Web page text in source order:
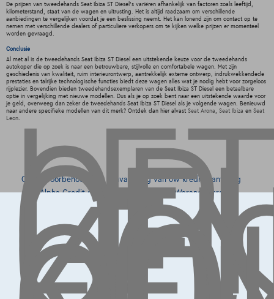
De prijzen van tweedehands Seat Ibiza ST Diesel's variëren afhankelijk van factoren zoals leeftijd,
kilometerstand, staat van de wagen en uitrusting. Het is altijd raadzaam om verschillende
aanbiedingen te vergelijken voordat je een beslissing neemt. Het kan lonend zijn om contact op te
nemen met verschillende dealers of particuliere verkopers om te kijken welke prijzen er momenteel
worden gevraagd.
Conclusie
Al met al is de tweedehands Seat Ibiza ST Diesel een uitstekende keuze voor de tweedehands
autokoper die op zoek is naar een betrouwbare, stijlvolle en comfortabele wagen. Met zijn
geschiedenis van kwaliteit, ruim interieurontwerp, aantrekkelijk externe ontwerp, indrukwekkendede
prestaties en talrijke technologische functies biedt deze wagen alles wat je nodig hebt voor zorgeloos
rijplezier. Bovendien bieden tweedehandsexemplaren van de Seat Ibiza ST Diesel een betaalbare
optie in vergelijking met nieuwe modellen. Dus als je op zoek bent naar een uitstekende waarde voor
je geld, overweeg dan zeker de tweedehands Seat Ibiza ST Diesel als je volgende wagen. Benieuwd
naar andere specifieke modellen van dit merk? Ontdek dan hier alvast Seat Arona Seat Ibiza en Seat
Leon.
Onder voorbehoud van aanvaarding van uw kredietaanvraag
door Alpha Credit s.a., kredietverstrekker, Warandeberg 8/3,
1000 Brussel, BTW BE 0445.781.316, RPM Brussel. Adverteerder:
TCS Mobility S.A., agent in bijkomstige hoedanigheid, Boulevard
Albert II 4, B12, 1000 Brussel, BTW BE 1003.765.106, BE93 0019
6639 0767, RPM Brussel.
LET